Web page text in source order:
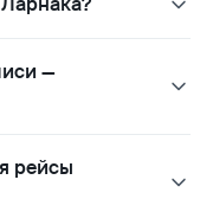
—
рейсы